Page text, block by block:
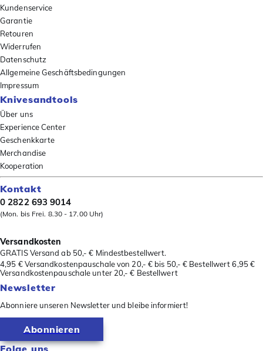
Kundenservice
Garantie
Retouren
Widerrufen
Datenschutz
Allgemeine Geschäftsbedingungen
Impressum
Knivesandtools
Über uns
Experience Center
Geschenkkarte
Merchandise
Kooperation
Kontakt
0 2822 693 9014
(Mon. bis Frei. 8.30 - 17.00 Uhr)
Versandkosten
GRATIS Versand ab 50,- € Mindestbestellwert.
4,95 € Versandkostenpauschale von 20,- € bis 50,- € Bestellwert 6,95 €
Versandkostenpauschale unter 20,- € Bestellwert
Newsletter
Abonniere unseren Newsletter und bleibe informiert!
Abonnieren